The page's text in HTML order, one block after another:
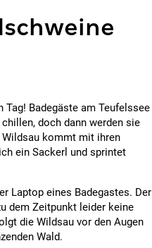
Tag! Badegäste am Teufelssee
doch dann werden sie
Wildsau kommt mit ihren
ein Sackerl und sprintet
Laptop eines Badegastes. Der
dem Zeitpunkt leider keine
die Wildsau vor den Augen
Wald.